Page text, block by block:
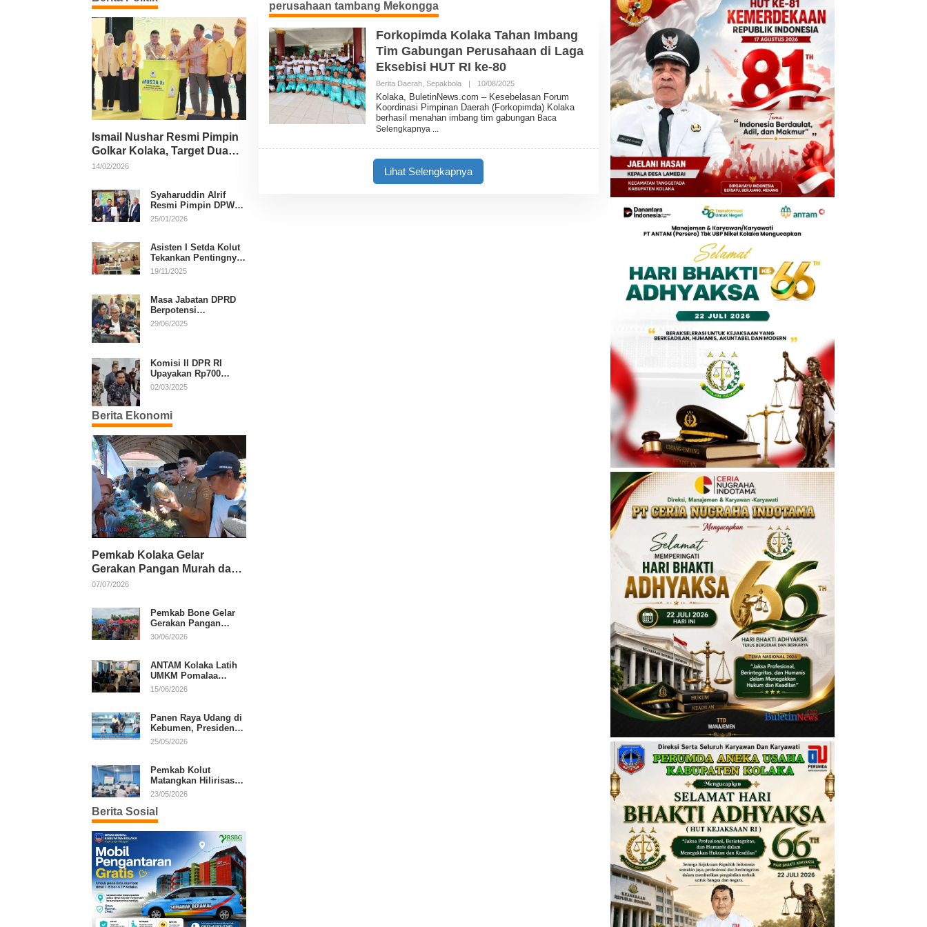
Ismail Nushar Resmi Pimpin
Golkar Kolaka, Target Dua
Kursi per Dapil
14/02/2026
Syaharuddin Alrif
Resmi Pimpin DPW
NasDem Sulsel
25/01/2026
Asisten I Setda Kolut
Tekankan Pentingnya
Pendidikan Politik
19/11/2025
Masa Jabatan DPRD
Berpotensi
Diperpanjang, Aria
29/06/2025
Komisi II DPR RI
Upayakan Rp700
Miliar dari APBN
Putusan MK
02/03/2025
Berita Ekonomi
Pemkab Kolaka Gelar
Gerakan Pangan Murah dan
Salurkan Pupuk Organik
07/07/2026
Pemkab Bone Gelar
Gerakan Pangan
Murah, Warga Serbu
30/06/2026
ANTAM Kolaka Latih
UMKM Pomalaa
Kembangkan Produk
15/06/2026
Panen Raya Udang di
Kebumen, Presiden
Prabowo Tekankan
25/05/2026
Pemkab Kolut
Matangkan Hilirisasi
Kakao dan Kelapa,
Daerah
23/05/2026
Berita Sosial
perusahaan tambang Mekongga
Forkopimda Kolaka Tahan Imbang
Tim Gabungan Perusahaan di Laga
Eksebisi HUT RI ke-80
Berita Daerah, Sepakbola | 10/08/2025O
E
H
B
E
Kolaka, BuletinNews.com – Kesebelasan Forum
Koordinasi Pimpinan Daerah (Forkopimda) Kolaka
berhasil menahan imbang tim gabungan Baca
Selengkapnya
Lihat Selengkapnya